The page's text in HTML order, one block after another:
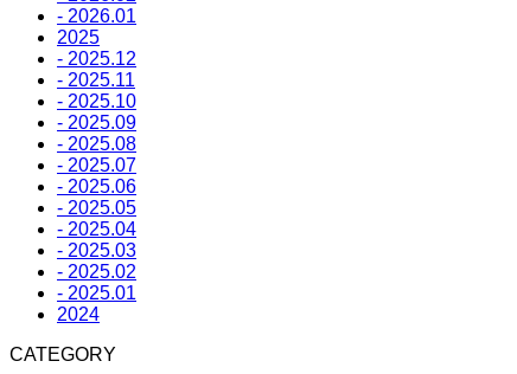
- 2026.01
2025
- 2025.12
- 2025.11
- 2025.10
- 2025.09
- 2025.08
- 2025.07
- 2025.06
- 2025.05
- 2025.04
- 2025.03
- 2025.02
- 2025.01
2024
CATEGORY